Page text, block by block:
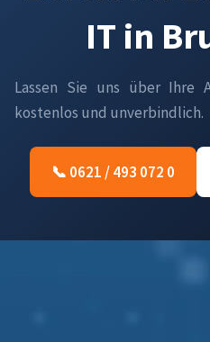
IT in
Lassen Sie uns über Ihre
kostenlos und unverbindlich.
📞 0621 / 493 072 0